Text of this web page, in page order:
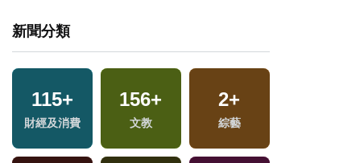
新聞分類
115+
財經及消費
156+
文教
2+
綜藝